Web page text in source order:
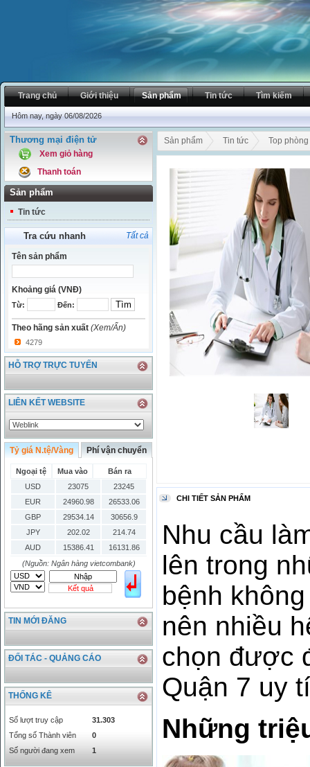
Trang chủ Giới thiệu Sản phẩm Tin tức Tìm kiếm
Hôm nay, ngày 06/08/2026
Thương mại điện tử
Xem giỏ hàng
Thanh toán
Sản phẩm
Tin tức
Tra cứu nhanh Tất cả
Tên sản phẩm
Khoảng giá (VNĐ)
Từ: Đến:
Theo hãng sản xuất (Xem/Ẩn)
4279
HỖ TRỢ TRỰC TUYẾN
LIÊN KẾT WEBSITE
Tỷ giá N.tệ/Vàng Phí vận chuyển
Ngoại tệ Mua vào
Bán ra
USD
23075
23245
EUR
24960.98
26533.06
GBP
29534.14
30656.9
JPY
202.02
214.74
AUD
15386.41
16131.86
HKD
2906.04
3028.6
SGD
16755.29
17427.08
THB
666.2
786.99
CAD
17223.74
18058.21
CHF
23161.62
24283.77
INR
0
KRW
18.01
21.12
KWD
0
79758.97
MYR
5808.39
RMB
3272
RUB
(Nguồn: Ngân hàng vietcombank)
Kết quả
TIN MỚI ĐĂNG
ĐỐI TÁC - QUẢNG CÁO
THỐNG KÊ
Số lượt truy cập
31.303
Tổng số Thành viên
0
Số người đang xem
1
Sản phẩm Tin tức Top
CHI TIẾT SẢN PHẨM
Nhu cầu
lên trong
bệnh
nên nhiều
chọn được
Quận 7 uy
Những